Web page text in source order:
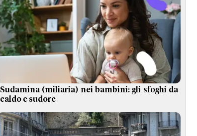
Sudamina (miliaria) nei bambini: gli sfoghi da
caldo e sudore